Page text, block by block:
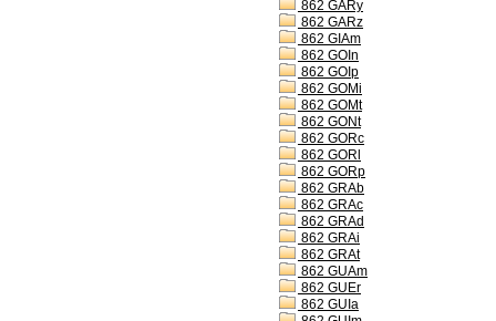
862 GARy
862 GARz
862 GIAm
862 GOIn
862 GOIp
862 GOMi
862 GOMt
862 GONt
862 GORc
862 GORl
862 GORp
862 GRAb
862 GRAc
862 GRAd
862 GRAi
862 GRAt
862 GUAm
862 GUEr
862 GUIa